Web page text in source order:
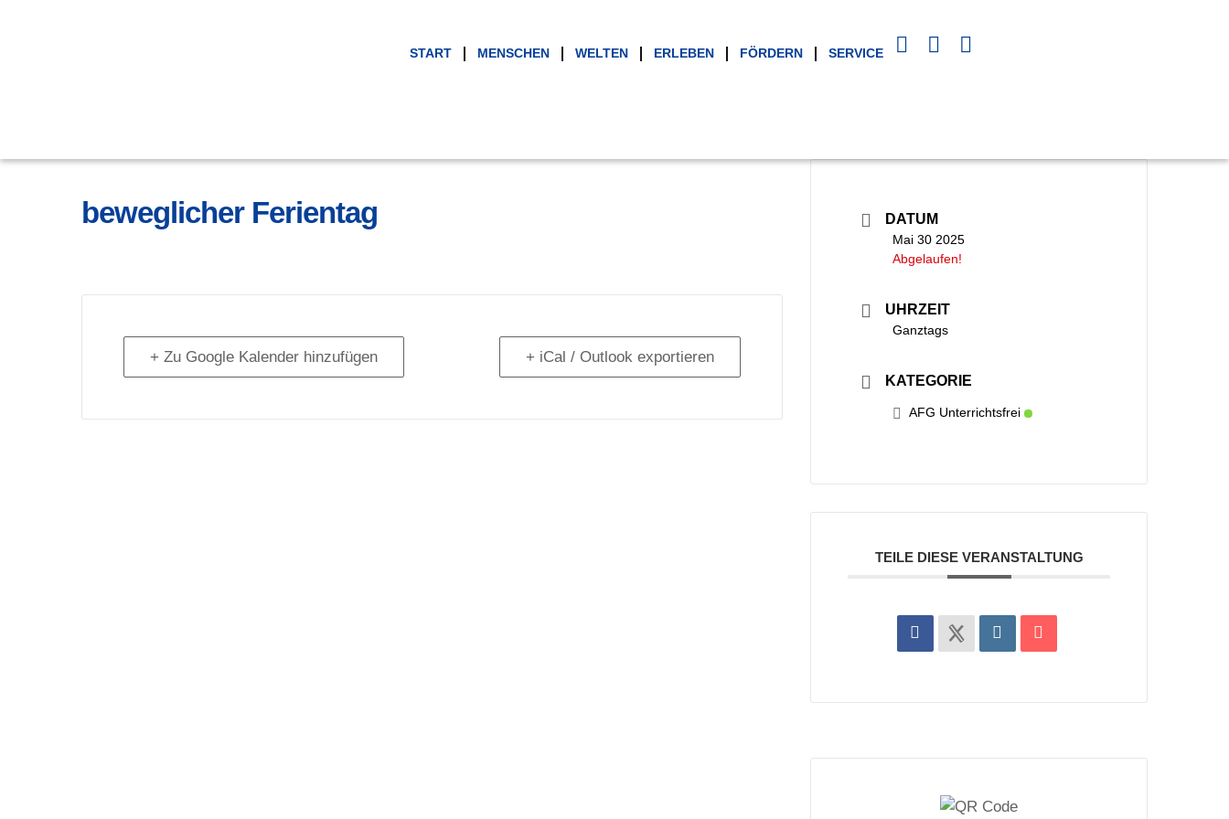
START MENSCHEN WELTEN ERLEBEN FÖRDERN SERVICE
beweglicher Ferientag
+ Zu Google Kalender hinzufügen + iCal / Outlook exportieren
DATUM
Mai 30 2025
Abgelaufen!
UHRZEIT
Ganztags
KATEGORIE
AFG Unterrichtsfrei
TEILE DIESE VERANSTALTUNG